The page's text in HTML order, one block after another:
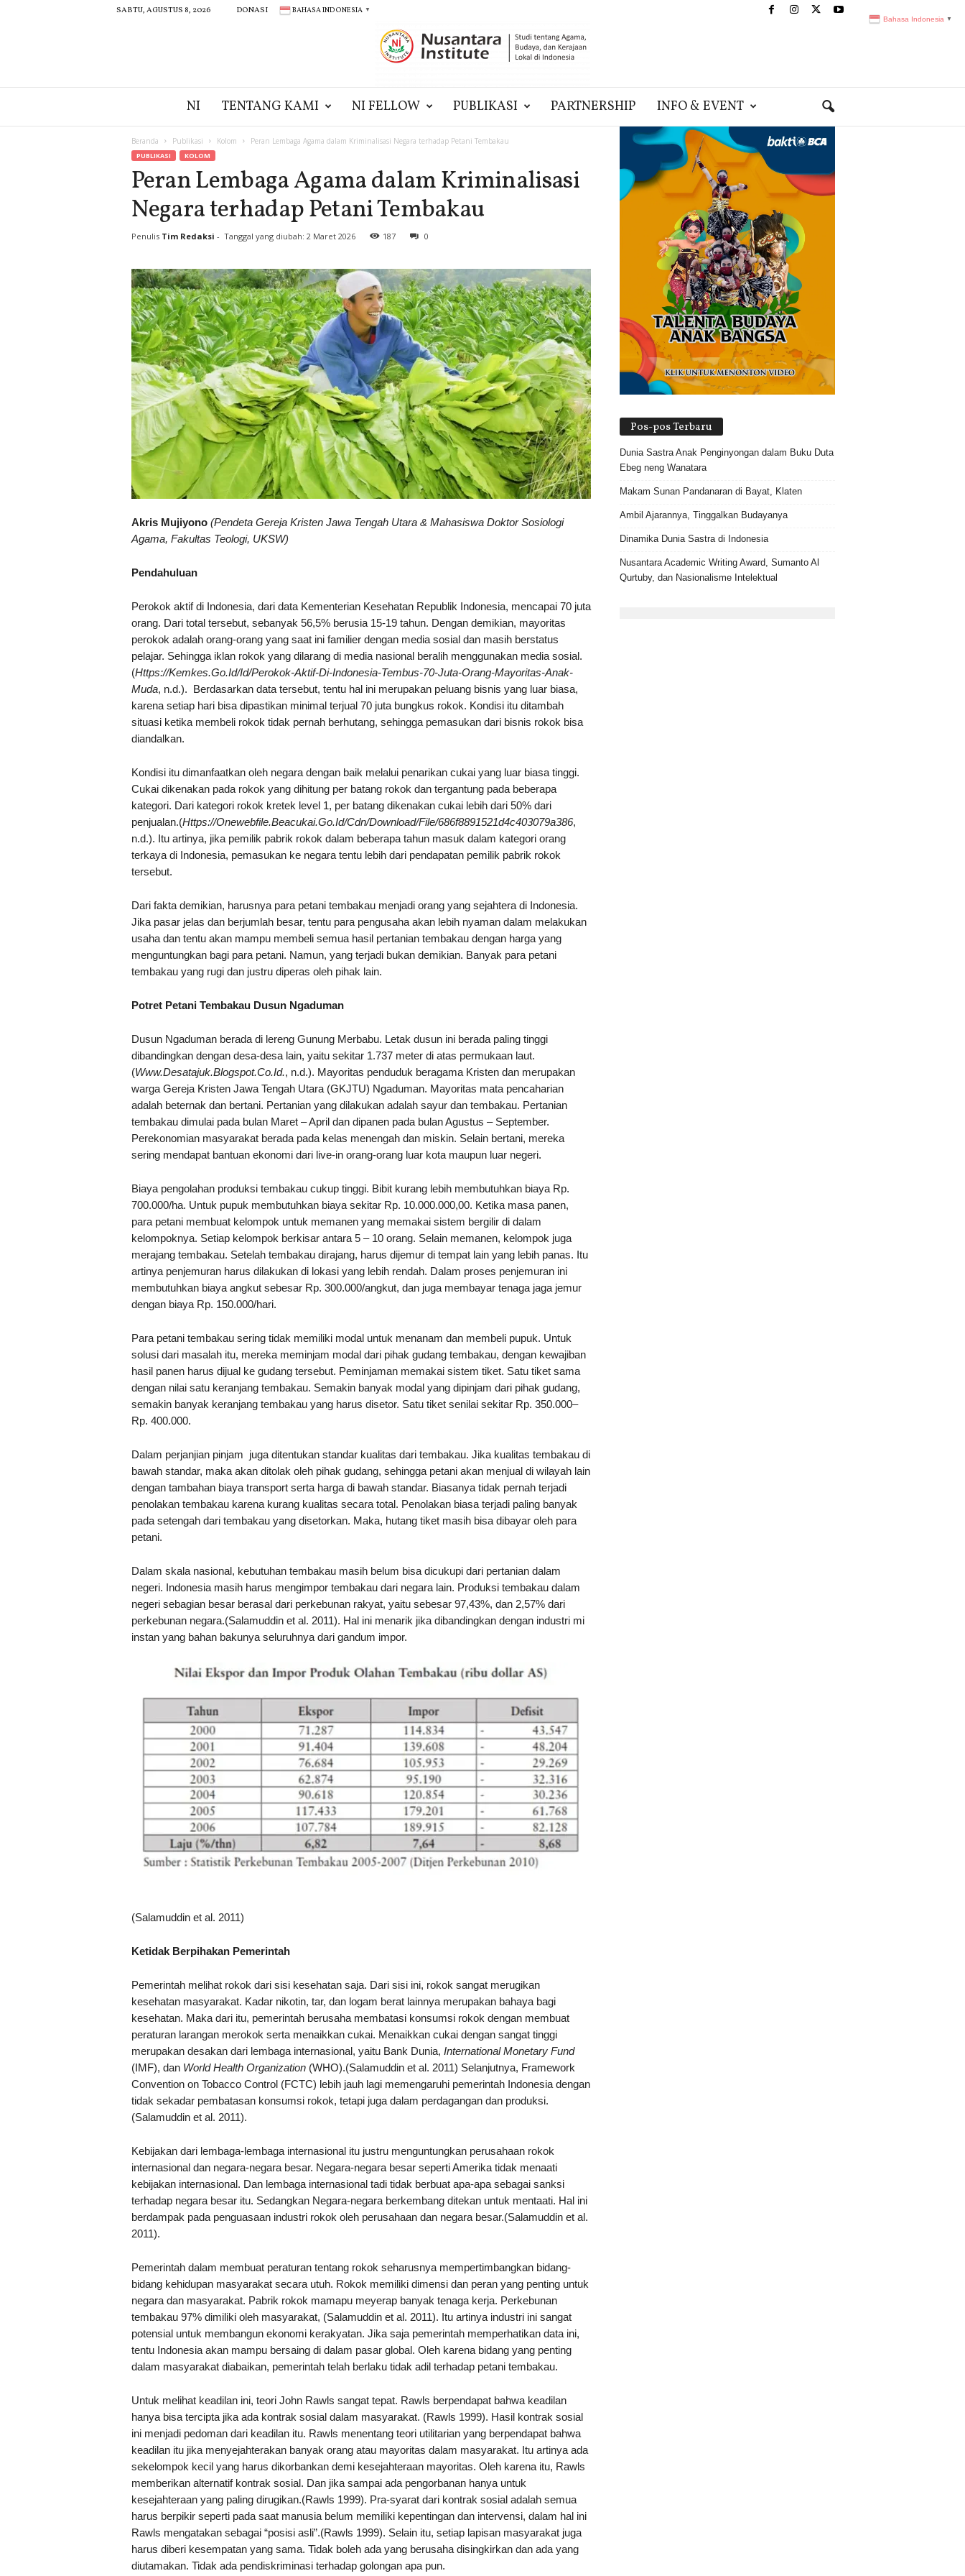
SABTU, AGUSTUS 8, 2026 DONASI BAHASA INDONESIA ▼
NI TENTANG KAMI NI FELLOW PUBLIKASI PARTNERSHIP INFO & EVENT
Beranda Publikasi Kolom Peran Lembaga Agama dalam Kriminalisasi Negara terhadap Petani Tembakau
PUBLIKASI KOLOM
Peran Lembaga Agama dalam Kriminalisasi
Negara terhadap Petani Tembakau
Penulis Tim Redaksi - Tanggal yang diubah: 2 Maret 2026 187 0
Akris Mujiyono (Pendeta Gereja Kristen Jawa Tengah Utara & Mahasiswa Doktor Sosiologi
Agama, Fakultas Teologi, UKSW)
Pendahuluan
Perokok aktif di Indonesia, dari data Kementerian Kesehatan Republik Indonesia, mencapai 70 juta
orang. Dari total tersebut, sebanyak 56,5% berusia 15-19 tahun. Dengan demikian, mayoritas
perokok adalah orang-orang yang saat ini familier dengan media sosial dan masih berstatus
pelajar. Sehingga iklan rokok yang dilarang di media nasional beralih menggunakan media sosial.
(Https://Kemkes.Go.Id/Id/Perokok-Aktif-Di-Indonesia-Tembus-70-Juta-Orang-Mayoritas-Anak-
Muda, n.d.). Berdasarkan data tersebut, tentu hal ini merupakan peluang bisnis yang luar biasa,
karena setiap hari bisa dipastikan minimal terjual 70 juta bungkus rokok. Kondisi itu ditambah
situasi ketika membeli rokok tidak pernah berhutang, sehingga pemasukan dari bisnis rokok bisa
diandalkan.
Kondisi itu dimanfaatkan oleh negara dengan baik melalui penarikan cukai yang luar biasa tinggi.
Cukai dikenakan pada rokok yang dihitung per batang rokok dan tergantung pada beberapa
kategori. Dari kategori rokok kretek level 1, per batang dikenakan cukai lebih dari 50% dari
penjualan.(Https://Onewebfile.Beacukai.Go.Id/Cdn/Download/File/686f8891521d4c403079a386,
n.d.). Itu artinya, jika pemilik pabrik rokok dalam beberapa tahun masuk dalam kategori orang
terkaya di Indonesia, pemasukan ke negara tentu lebih dari pendapatan pemilik pabrik rokok
tersebut.
Dari fakta demikian, harusnya para petani tembakau menjadi orang yang sejahtera di Indonesia.
Jika pasar jelas dan berjumlah besar, tentu para pengusaha akan lebih nyaman dalam melakukan
usaha dan tentu akan mampu membeli semua hasil pertanian tembakau dengan harga yang
menguntungkan bagi para petani. Namun, yang terjadi bukan demikian. Banyak para petani
tembakau yang rugi dan justru diperas oleh pihak lain.
Potret Petani Tembakau Dusun Ngaduman
Dusun Ngaduman berada di lereng Gunung Merbabu. Letak dusun ini berada paling tinggi
dibandingkan dengan desa-desa lain, yaitu sekitar 1.737 meter di atas permukaan laut.
(Www.Desatajuk.Blogspot.Co.Id., n.d.). Mayoritas penduduk beragama Kristen dan merupakan
warga Gereja Kristen Jawa Tengah Utara (GKJTU) Ngaduman. Mayoritas mata pencaharian
adalah beternak dan bertani. Pertanian yang dilakukan adalah sayur dan tembakau. Pertanian
tembakau dimulai pada bulan Maret – April dan dipanen pada bulan Agustus – September.
Perekonomian masyarakat berada pada kelas menengah dan miskin. Selain bertani, mereka
sering mendapat bantuan ekonomi dari live-in orang-orang luar kota maupun luar negeri.
Biaya pengolahan produksi tembakau cukup tinggi. Bibit kurang lebih membutuhkan biaya Rp.
700.000/ha. Untuk pupuk membutuhkan biaya sekitar Rp. 10.000.000,00. Ketika masa panen,
para petani membuat kelompok untuk memanen yang memakai sistem bergilir di dalam
kelompoknya. Setiap kelompok berkisar antara 5 – 10 orang. Selain memanen, kelompok juga
merajang tembakau. Setelah tembakau dirajang, harus dijemur di tempat lain yang lebih panas. Itu
artinya penjemuran harus dilakukan di lokasi yang lebih rendah. Dalam proses penjemuran ini
membutuhkan biaya angkut sebesar Rp. 300.000/angkut, dan juga membayar tenaga jaga jemur
dengan biaya Rp. 150.000/hari.
Para petani tembakau sering tidak memiliki modal untuk menanam dan membeli pupuk. Untuk
solusi dari masalah itu, mereka meminjam modal dari pihak gudang tembakau, dengan kewajiban
hasil panen harus dijual ke gudang tersebut. Peminjaman memakai sistem tiket. Satu tiket sama
dengan nilai satu keranjang tembakau. Semakin banyak modal yang dipinjam dari pihak gudang,
semakin banyak keranjang tembakau yang harus disetor. Satu tiket senilai sekitar Rp. 350.000–
Rp. 400.000.
Dalam perjanjian pinjam juga ditentukan standar kualitas dari tembakau. Jika kualitas tembakau di
bawah standar, maka akan ditolak oleh pihak gudang, sehingga petani akan menjual di wilayah lain
dengan tambahan biaya transport serta harga di bawah standar. Biasanya tidak pernah terjadi
penolakan tembakau karena kurang kualitas secara total. Penolakan biasa terjadi paling banyak
pada setengah dari tembakau yang disetorkan. Maka, hutang tiket masih bisa dibayar oleh para
petani.
Dalam skala nasional, kebutuhan tembakau masih belum bisa dicukupi dari pertanian dalam
negeri. Indonesia masih harus mengimpor tembakau dari negara lain. Produksi tembakau dalam
negeri sebagian besar berasal dari perkebunan rakyat, yaitu sebesar 97,43%, dan 2,57% dari
perkebunan negara.(Salamuddin et al. 2011). Hal ini menarik jika dibandingkan dengan industri mi
instan yang bahan bakunya seluruhnya dari gandum impor.
(Salamuddin et al. 2011)
Ketidak Berpihakan Pemerintah
Pemerintah melihat rokok dari sisi kesehatan saja. Dari sisi ini, rokok sangat merugikan
kesehatan masyarakat. Kadar nikotin, tar, dan logam berat lainnya merupakan bahaya bagi
kesehatan. Maka dari itu, pemerintah berusaha membatasi konsumsi rokok dengan membuat
peraturan larangan merokok serta menaikkan cukai. Menaikkan cukai dengan sangat tinggi
merupakan desakan dari lembaga internasional, yaitu Bank Dunia, International Monetary Fund
(IMF), dan World Health Organization (WHO).(Salamuddin et al. 2011) Selanjutnya, Framework
Convention on Tobacco Control (FCTC) lebih jauh lagi memengaruhi pemerintah Indonesia dengan
tidak sekadar pembatasan konsumsi rokok, tetapi juga dalam perdagangan dan produksi.
(Salamuddin et al. 2011).
Kebijakan dari lembaga-lembaga internasional itu justru menguntungkan perusahaan rokok
internasional dan negara-negara besar. Negara-negara besar seperti Amerika tidak menaati
kebijakan internasional. Dan lembaga internasional tadi tidak berbuat apa-apa sebagai sanksi
terhadap negara besar itu. Sedangkan Negara-negara berkembang ditekan untuk mentaati. Hal ini
berdampak pada penguasaan industri rokok oleh perusahaan dan negara besar.(Salamuddin et al.
2011).
Pemerintah dalam membuat peraturan tentang rokok seharusnya mempertimbangkan bidang-
bidang kehidupan masyarakat secara utuh. Rokok memiliki dimensi dan peran yang penting untuk
negara dan masyarakat. Pabrik rokok mamapu meyerap banyak tenaga kerja. Perkebunan
tembakau 97% dimiliki oleh masyarakat, (Salamuddin et al. 2011). Itu artinya industri ini sangat
potensial untuk membangun ekonomi kerakyatan. Jika saja pemerintah memperhatikan data ini,
tentu Indonesia akan mampu bersaing di dalam pasar global. Oleh karena bidang yang penting
dalam masyarakat diabaikan, pemerintah telah berlaku tidak adil terhadap petani tembakau.
Untuk melihat keadilan ini, teori John Rawls sangat tepat. Rawls berpendapat bahwa keadilan
hanya bisa tercipta jika ada kontrak sosial dalam masyarakat. (Rawls 1999). Hasil kontrak sosial
ini menjadi pedoman dari keadilan itu. Rawls menentang teori utilitarian yang berpendapat bahwa
keadilan itu jika menyejahterakan banyak orang atau mayoritas dalam masyarakat. Itu artinya ada
sekelompok kecil yang harus dikorbankan demi kesejahteraan mayoritas. Oleh karena itu, Rawls
memberikan alternatif kontrak sosial. Dan jika sampai ada pengorbanan hanya untuk
kesejahteraan yang paling dirugikan.(Rawls 1999). Pra-syarat dari kontrak sosial adalah semua
harus berpikir seperti pada saat manusia belum memiliki kepentingan dan intervensi, dalam hal ini
Rawls mengatakan sebagai “posisi asli”.(Rawls 1999). Selain itu, setiap lapisan masyarakat juga
harus diberi kesempatan yang sama. Tidak boleh ada yang berusaha disingkirkan dan ada yang
diutamakan. Tidak ada pendiskriminasi terhadap golongan apa pun.
Pos-pos Terbaru
Dunia Sastra Anak Penginyongan dalam Buku Duta
Ebeg neng Wanatara
Makam Sunan Pandanaran di Bayat, Klaten
Ambil Ajarannya, Tinggalkan Budayanya
Dinamika Dunia Sastra di Indonesia
Nusantara Academic Writing Award, Sumanto Al
Qurtuby, dan Nasionalisme Intelektual
Bahasa Indonesia ▼